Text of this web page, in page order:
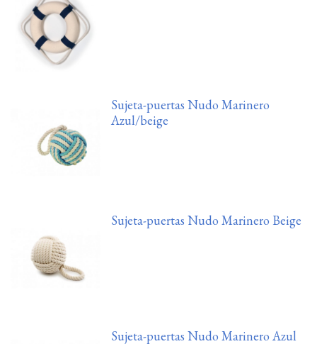
Sujeta-puertas Nudo Marinero
Azul/beige
Sujeta-puertas Nudo Marinero Beige
Sujeta-puertas Nudo Marinero Azul